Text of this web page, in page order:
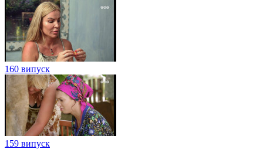
160 випуск
159 випуск